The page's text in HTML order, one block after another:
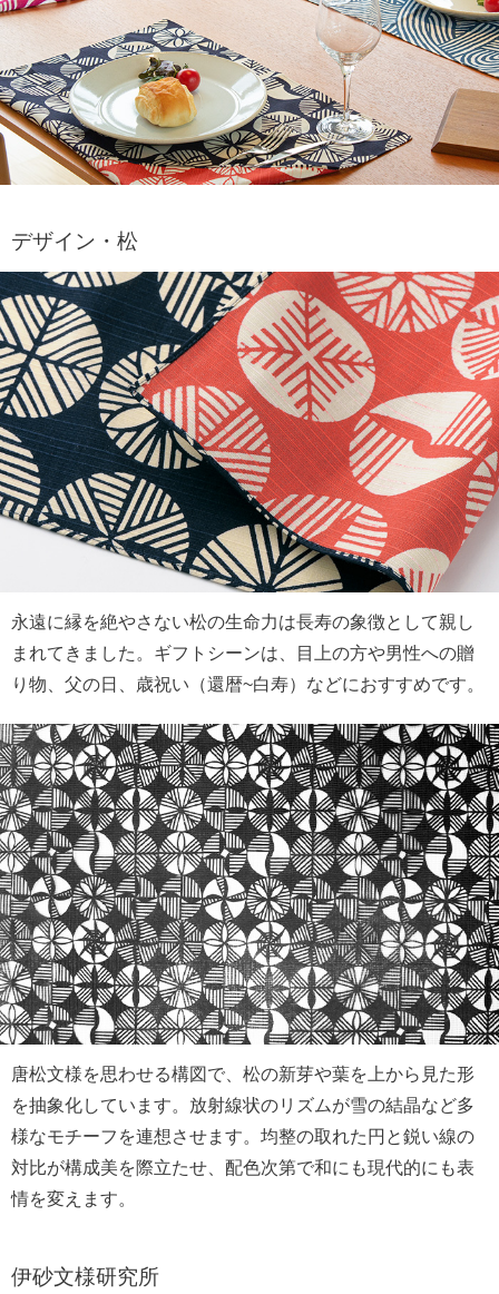
デザイン・松
永遠に縁を絶やさない松の生命力は長寿の象徴として親し
まれてきました。ギフトシーンは、目上の方や男性への贈
り物、父の日、歳祝い（還暦~白寿）などにおすすめです。
唐松文様を思わせる構図で、松の新芽や葉を上から見た形
を抽象化しています。放射線状のリズムが雪の結晶など多
様なモチーフを連想させます。均整の取れた円と鋭い線の
対比が構成美を際立たせ、配色次第で和にも現代的にも表
情を変えます。
伊砂文様研究所